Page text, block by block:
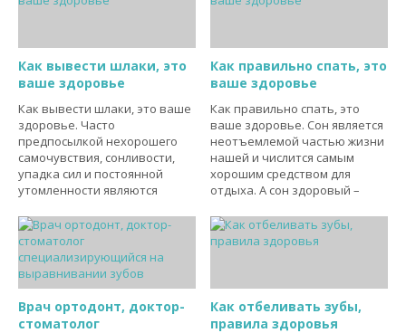
Как вывести шлаки, это
ваше здоровье
Как вывести шлаки, это ваше
здоровье. Часто
предпосылкой нехорошего
самочувствия, сонливости,
упадка сил и постоянной
утомленности являются
Как правильно спать, это
ваше здоровье
Как правильно спать, это
ваше здоровье. Сон является
неотъемлемой частью жизни
нашей и числится самым
хорошим средством для
отдыха. А сон здоровый –
Врач ортодонт, доктор-
стоматолог
Как отбеливать зубы,
правила здоровья